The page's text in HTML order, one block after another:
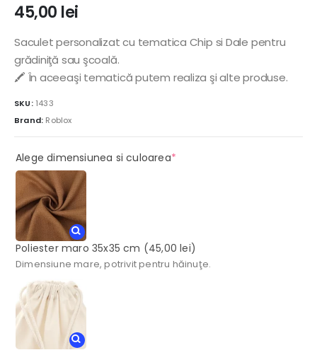
45,00 lei
Saculet personalizat cu tematica Chip si Dale pentru
grădiniţă sau şcoală.
🖍️ În aceeaşi tematică putem realiza şi alte produse.
SKU: 1433
Brand: Roblox
Alege dimensiunea si culoarea*(required)
Poliester maro 35x35 cm (45,00 lei)
Dimensiune mare, potrivit pentru hăinuţe.